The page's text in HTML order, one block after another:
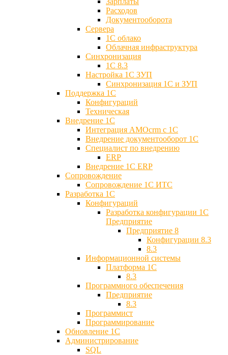
Расходов
Документооборота
Сервера
1С облако
Облачная инфраструктура
Синхронизация
1С 8.3
Настройка 1С ЗУП
Синхронизация 1С и ЗУП
Поддержка 1С
Конфигураций
Техническая
Внедрение 1С
Интеграция AMOcrm с 1C
Внедрение документооборот 1С
Специалист по внедрению
ERP
Внедрение 1С ERP
Cопровождение
Cопровождение 1С ИТС
Разработка 1C
Конфигураций
Разработка конфигурации 1С
Предприятие
Предприятие 8
Конфигурации 8.3
8.3
Информационной системы
Платформа 1С
8.3
Программного обеспечения
Предприятие
8.3
Программист
Программирование
Обновление 1С
Администрирование
SQL